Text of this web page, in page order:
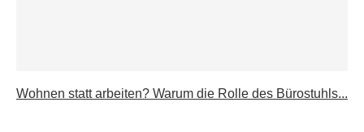
Wohnen statt arbeiten? Warum die Rolle des Bürostuhls...